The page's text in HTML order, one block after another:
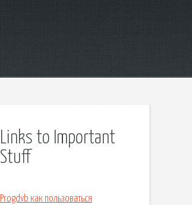
Links to Important
Stuff
Progdvb как пользоваться